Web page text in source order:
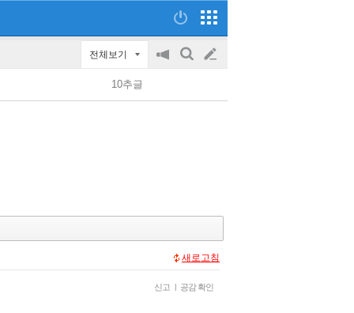
전체보기
공
on/off
검
글
쓰
10추글
새로고침
신고 | 공감 확인